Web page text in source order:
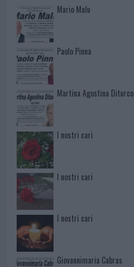
Mario Malu
Paolo Pinna
Martina Agostina Diturco
I nostri cari
I nostri cari
I nostri cari
Giovannimaria Cabras